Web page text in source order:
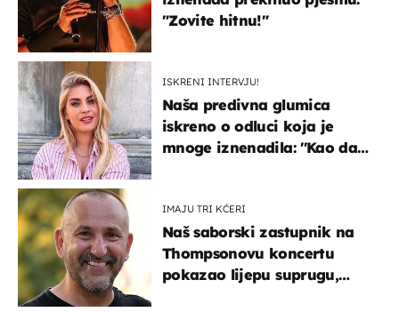
"Zovite hitnu!"
ISKRENI INTERVJU!
Naša predivna glumica
iskreno o odluci koja je
mnoge iznenadila: ''Kao da
IMAJU TRI KĆERI
Naš saborski zastupnik na
Thompsonovu koncertu
pokazao lijepu suprugu,